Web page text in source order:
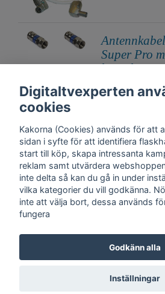
Antennkabel
Super Pro
kontakt +
Kontakt Trygghet Cookies Support
Köpvillkor,
Digitaltvexperten
cookies
Kakorna (Cookies) används för att
sidan i syfte för att identifiera
start till köp, skapa intressanta
reklam samt utvärdera
inte delta så kan du gå in under
vilka kategorier du vill godkänna.
inte att välja bort, dessa används
fungera
Godkänn alla
Inställningar